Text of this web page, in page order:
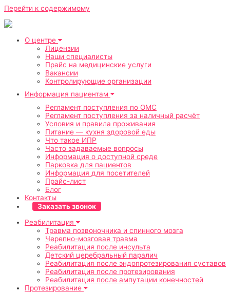
Перейти к содержимому
О центре
Лицензии
Наши специалисты
Прайс на медицинские услуги
Вакансии
Контролирующие организации
Информация пациентам
Регламент поступления по ОМС
Регламент поступления за наличный расчёт
Условия и правила проживания
Питание — кухня здоровой еды
Что такое ИПР
Часто задаваемые вопросы
Информация о доступной среде
Парковка для пациентов
Информация для посетителей
Прайс-лист
Блог
Контакты
Заказать звонок
Реабилитация
Травма позвоночника и спинного мозга
Черепно-мозговая травма
Реабилитация после инсульта
Детский церебральный паралич
Реабилитация после эндопротезирования суставов
Реабилитация после протезирования
Реабилитация после ампутации конечностей
Протезирование